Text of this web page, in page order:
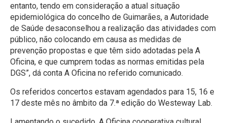
entanto, tendo em consideração a atual situação
epidemiológica do concelho de Guimarães, a Autoridade
de Saúde desaconselhou a realização das atividades com
público, não colocando em causa as medidas de
prevenção propostas e que têm sido adotadas pela A
Oficina, e que cumprem todas as normas emitidas pela
DGS”, dá conta A Oficina no referido comunicado.
Os referidos concertos estavam agendados para 15, 16 e
17 deste mês no âmbito da 7.ª edição do Westeway Lab.